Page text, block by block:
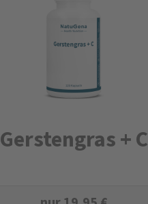
Gerstengras + C